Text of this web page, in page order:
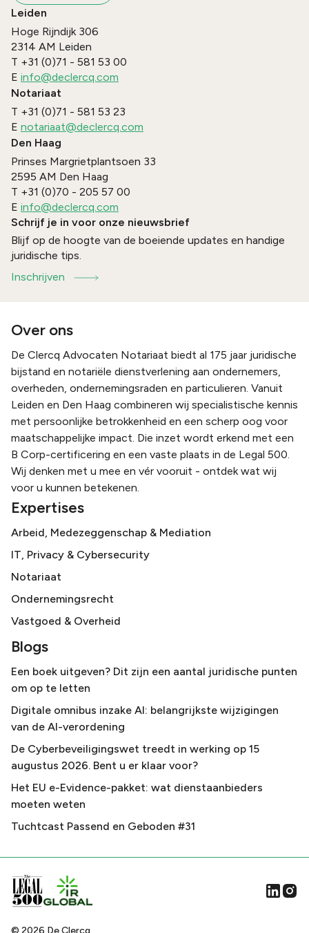
Leiden
Hoge Rijndijk 306
2314 AM Leiden
T +31 (0)71 - 581 53 00
E info@declercq.com
Notariaat
T +31 (0)71 - 581 53 23
E notariaat@declercq.com
Den Haag
Prinses Margrietplantsoen 33
2595 AM Den Haag
T +31 (0)70 - 205 57 00
E info@declercq.com
Schrijf je in voor onze nieuwsbrief
Blijf op de hoogte van de boeiende updates en handige
juridische tips.
Inschrijven
Over ons
De Clercq Advocaten Notariaat biedt al 175 jaar juridische
bijstand en notariële dienstverlening aan ondernemers,
overheden, ondernemingsraden en particulieren. Vanuit
Leiden en Den Haag combineren wij specialistische kennis
met persoonlijke betrokkenheid en een scherp oog voor
maatschappelijke impact. Die inzet wordt erkend met een
B Corp-certificering en een vaste plaats in de Legal 500.
Wij denken met u mee en vér vooruit - ontdek wat wij
voor u kunnen betekenen.
Expertises
Arbeid, Medezeggenschap & Mediation
IT, Privacy & Cybersecurity
Notariaat
Ondernemingsrecht
Vastgoed & Overheid
Blogs
Een boek uitgeven? Dit zijn een aantal juridische punten
om op te letten
Digitale omnibus inzake AI: belangrijkste wijzigingen
van de AI-verordening
De Cyberbeveiligingswet treedt in werking op 15
augustus 2026. Bent u er klaar voor?
Het EU e-Evidence-pakket: wat dienstaanbieders
moeten weten
Tuchtcast Passend en Geboden #31